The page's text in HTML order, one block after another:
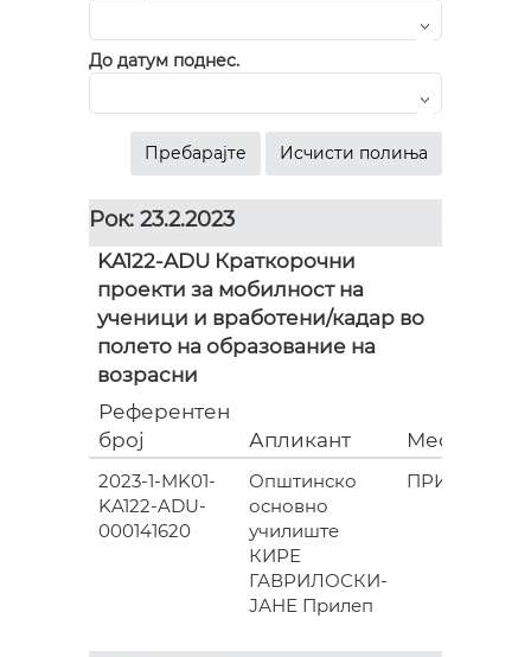
До датум поднес.
Рок: 23.2.2023
KA122-ADU Краткорочни
проекти за мобилност на
ученици и вработени/кадар во
полето на образование на
возрасни
Референтен
број
Апликант Место
2023-1-MK01-
KA122-ADU-
000141620
Општинско
основно
училиште
КИРЕ
ГАВРИЛОСКИ-
ЈАНЕ Прилеп
ПРИЛЕП